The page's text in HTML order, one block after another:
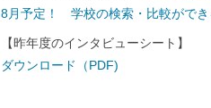
8月予定！ 学校の検索・比較がで
【昨年度のインタビューシート】
ダウンロード（PDF)